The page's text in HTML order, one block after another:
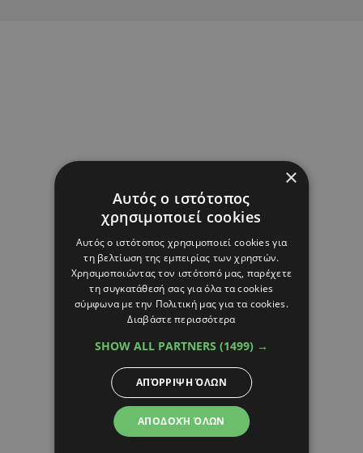
×
Αυτός ο ιστότοπος
χρησιμοποιεί cookies
Αυτός ο ιστότοπος χρησιμοποιεί cookies για
τη βελτίωση της εμπειρίας των χρηστών.
Χρησιμοποιώντας τον ιστότοπό μας, παρέχετε
τη συγκατάθεσή σας για όλα τα cookies
σύμφωνα με την Πολιτική μας για τα cookies.
Διαβάστε περισσότερα
SHOW ALL PARTNERS (1499) →
ΑΠΟΔΟΧΉ ΌΛΩΝ
ΑΠΌΡΡΙΨΗ ΌΛΩΝ